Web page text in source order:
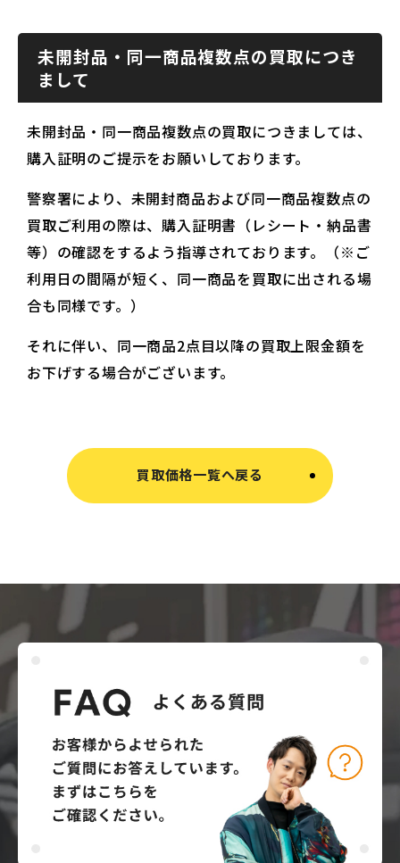
未開封品・同一商品複数点の買取につき
まして
未開封品・同一商品複数点の買取につきましては、
購入証明のご提示をお願いしております。
警察署により、未開封商品および同一商品複数点の
買取ご利用の際は、購入証明書（レシート・納品書
等）の確認をするよう指導されております。（※ご
利用日の間隔が短く、同一商品を買取に出される場
合も同様です。）
それに伴い、同一商品2点目以降の買取上限金額を
お下げする場合がございます。
買取価格一覧へ戻る